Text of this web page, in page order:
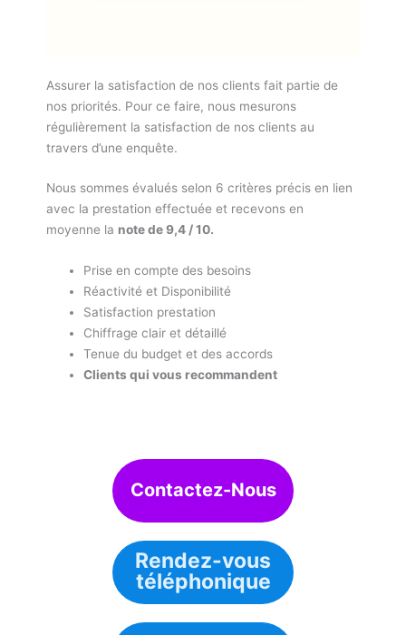
Assurer la satisfaction de nos clients fait partie de
nos priorités. Pour ce faire, nous mesurons
régulièrement la satisfaction de nos clients au
travers d’une enquête.
Nous sommes évalués selon 6 critères précis en lien
avec la prestation effectuée et recevons en
moyenne la note de 9,4 / 10.
Prise en compte des besoins
Réactivité et Disponibilité
Satisfaction prestation
Chiffrage clair et détaillé
Tenue du budget et des accords
Clients qui vous recommandent
Contactez-Nous
Rendez-vous
téléphonique